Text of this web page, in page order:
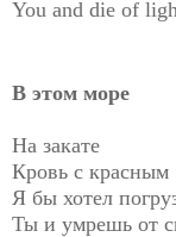
You and die of
В этом море
На закате
Кровь с красным
Я бы хотел
Ты и умрешь от